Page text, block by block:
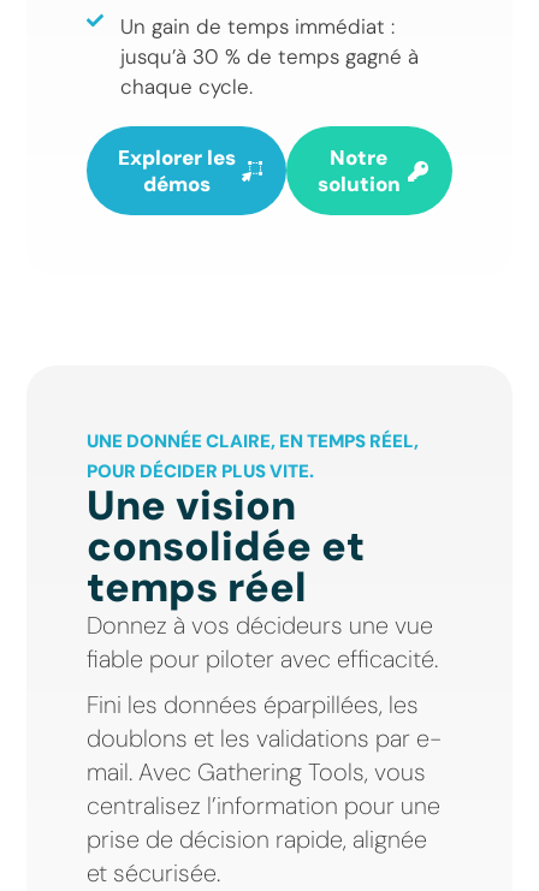
Un gain de temps immédiat :
jusqu’à 30 % de temps gagné à
chaque cycle.
Explorer les
démos
Notre
solution
UNE DONNÉE CLAIRE, EN TEMPS RÉEL,
POUR DÉCIDER PLUS VITE.
Une vision
consolidée et
temps réel
Donnez à vos décideurs une vue
fiable pour piloter avec efficacité.
Fini les données éparpillées, les
doublons et les validations par e-
mail. Avec Gathering Tools, vous
centralisez l’information pour une
prise de décision rapide, alignée
et sécurisée.